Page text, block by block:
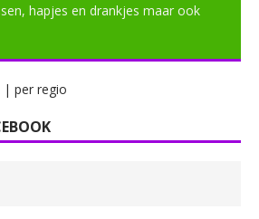
hapjes en drankjes maar ook
| per regio